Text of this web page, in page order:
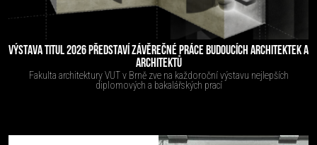
VÝSTAVA TITUL 2026 PŘEDSTAVÍ ZÁVĚREČNÉ PRÁCE BUDOUCÍCH ARCHITEKTEK A
ARCHITEKTŮ
Fakulta architektury VUT v Brně zve na každoroční výstavu nejlepších
diplomových a bakalářských prací